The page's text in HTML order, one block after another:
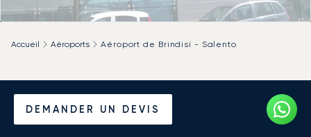
DEMANDER UN DEVIS
Accueil Aéroports Aéroport de Brindisi - Salento
Louer un Jet Privé de/vers
l'Aéroport de Brindisi -